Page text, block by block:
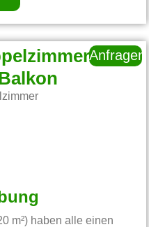
Anfragen
m²) haben alle einen